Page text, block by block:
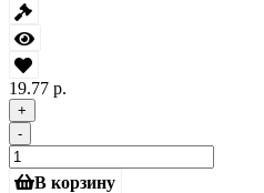
19.77 р.
+
-
В корзину